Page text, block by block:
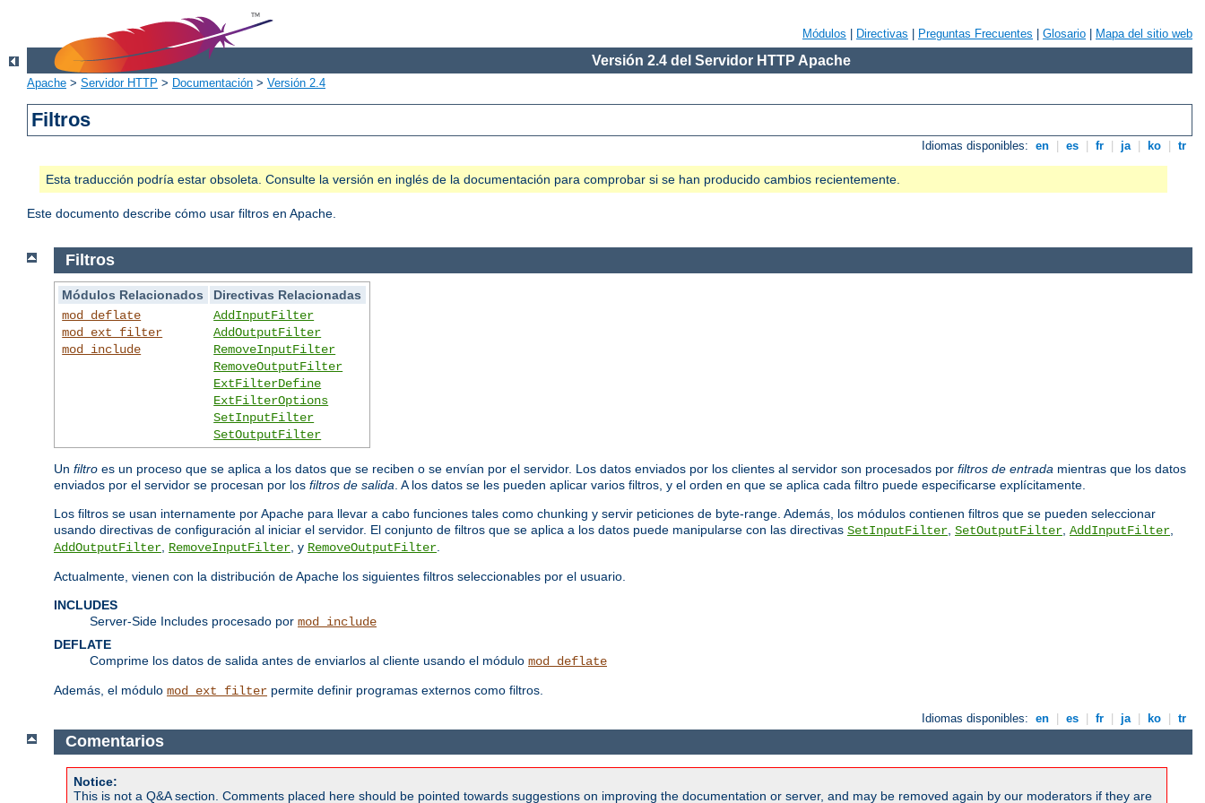
Módulos Directivas Preguntas Frecuentes Glosario Mapa del sitio web
Versión 2.4 del Servidor HTTP Apache
Apache > Servidor HTTP > Documentación > Versión 2.4
Filtros
Idiomas disponibles: en es fr ja ko tr
Esta traducción podría estar obsoleta. Consulte la versión en inglés de la documentación para comprobar si se han producido cambios recientemente.
Este documento describe cómo usar filtros en Apache.
Filtros
Módulos Relacionados
Directivas Relacionadas
mod_deflate
mod_ext_filter
mod_include
AddInputFilter
AddOutputFilter
RemoveInputFilter
RemoveOutputFilter
ExtFilterDefine
ExtFilterOptions
SetInputFilter
SetOutputFilter
Un filtro es un proceso que se aplica a los datos que se reciben o se envían por el servidor. Los datos enviados por los clientes al servidor son procesados por filtros de entrada mientras que los datos
enviados por el servidor se procesan por los filtros de salida . A los datos se les pueden aplicar varios filtros, y el orden en que se aplica cada filtro puede especificarse explícitamente.
Los filtros se usan internamente por Apache para llevar a cabo funciones tales como chunking y servir peticiones de byte-range. Además, los módulos contienen filtros que se pueden seleccionar
usando directivas de configuración al iniciar el servidor. El conjunto de filtros que se aplica a los datos puede manipularse con las directivas SetInputFilter SetOutputFilter AddInputFilter
AddOutputFilter RemoveInputFilter , y RemoveOutputFilter
Actualmente, vienen con la distribución de Apache los siguientes filtros seleccionables por el usuario.
INCLUDES
Server-Side Includes procesado por mod_include
DEFLATE
Comprime los datos de salida antes de enviarlos al cliente usando el módulo mod_deflate
Además, el módulo mod_ext_filter permite definir programas externos como filtros.
Idiomas disponibles: en | es | fr | ja | ko | tr
Comentarios
Notice:
This is not a Q&A section. Comments placed here should be pointed towards suggestions on improving the documentation or server, and may be removed again by our moderators if they are